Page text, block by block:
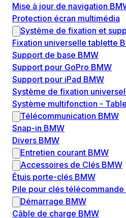
Mise à jour de navigation
Protection écran multimédia
Système de fixation et
Fixation universelle tablette
Support de base BMW
Support pour GoPro BMW
Support pour iPad BMW
Système de fixation
Système multifonction -
Télécommunication BMW
Snap-in BMW
Divers BMW
Entretien courant BMW
Accessoires de Clés BMW
Étuis porte-clés BMW
Pile pour clés télécommande
Démarrage BMW
Câble de charge BMW